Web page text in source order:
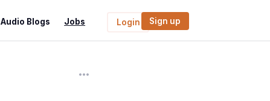
Audio Blogs Jobs Login Sign up